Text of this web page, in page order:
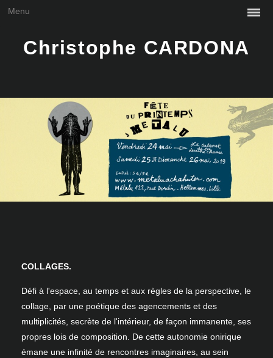
Menu
Christophe CARDONA
COLLAGES.
Défi à l'espace, au temps et aux règles de la perspective, le
collage, par une poétique des agencements et des
multiplicités, secrète de l'intérieur, de façon immanente, ses
propres lois de composition. De cette autonomie onirique
émane une infinité de rencontres imaginaires, au sein